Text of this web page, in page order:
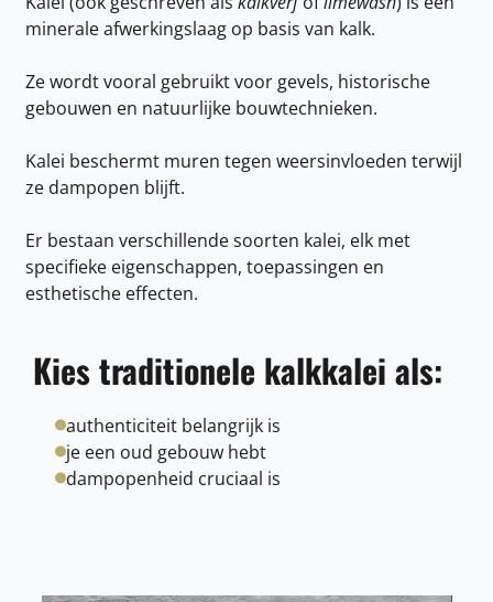
minerale afwerkingslaag op basis van kalk.
Ze wordt vooral gebruikt voor gevels, historische
gebouwen en natuurlijke bouwtechnieken.
Kalei beschermt muren tegen weersinvloeden terwijl
ze dampopen blijft.
Er bestaan verschillende soorten kalei, elk met
specifieke eigenschappen, toepassingen en
esthetische effecten.
Kies traditionele kalkkalei als:
authenticiteit belangrijk is
je een oud gebouw hebt
dampopenheid cruciaal is